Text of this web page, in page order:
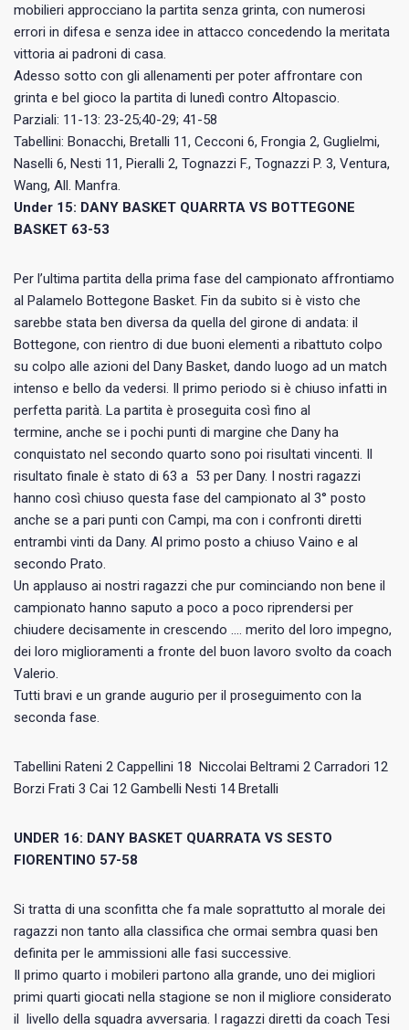
mobilieri approcciano la partita senza grinta, con numerosi
errori in difesa e senza idee in attacco concedendo la meritata
vittoria ai padroni di casa.
Adesso sotto con gli allenamenti per poter affrontare con
grinta e bel gioco la partita di lunedì contro Altopascio.
Parziali: 11-13: 23-25;40-29; 41-58
Tabellini: Bonacchi, Bretalli 11, Cecconi 6, Frongia 2, Guglielmi,
Naselli 6, Nesti 11, Pieralli 2, Tognazzi F., Tognazzi P. 3, Ventura,
Wang, All. Manfra.
Under 15: DANY BASKET QUARRTA VS BOTTEGONE
BASKET 63-53
Per l’ultima partita della prima fase del campionato affrontiamo
al Palamelo Bottegone Basket. Fin da subito si è visto che
sarebbe stata ben diversa da quella del girone di andata: il
Bottegone, con rientro di due buoni elementi a ribattuto colpo
su colpo alle azioni del Dany Basket, dando luogo ad un match
intenso e bello da vedersi. Il primo periodo si è chiuso infatti in
perfetta parità. La partita è proseguita così fino al
termine, anche se i pochi punti di margine che Dany ha
conquistato nel secondo quarto sono poi risultati vincenti. Il
risultato finale è stato di 63 a 53 per Dany. I nostri ragazzi
hanno così chiuso questa fase del campionato al 3° posto
anche se a pari punti con Campi, ma con i confronti diretti
entrambi vinti da Dany. Al primo posto a chiuso Vaino e al
secondo Prato.
Un applauso ai nostri ragazzi che pur cominciando non bene il
campionato hanno saputo a poco a poco riprendersi per
chiudere decisamente in crescendo …. merito del loro impegno,
dei loro miglioramenti a fronte del buon lavoro svolto da coach
Valerio.
Tutti bravi e un grande augurio per il proseguimento con la
seconda fase.
Tabellini Rateni 2 Cappellini 18 Niccolai Beltrami 2 Carradori 12
Borzi Frati 3 Cai 12 Gambelli Nesti 14 Bretalli
UNDER 16: DANY BASKET QUARRATA VS SESTO
FIORENTINO 57-58
Si tratta di una sconfitta che fa male soprattutto al morale dei
ragazzi non tanto alla classifica che ormai sembra quasi ben
definita per le ammissioni alle fasi successive.
Il primo quarto i mobileri partono alla grande, uno dei migliori
primi quarti giocati nella stagione se non il migliore considerato
il livello della squadra avversaria. I ragazzi diretti da coach Tesi